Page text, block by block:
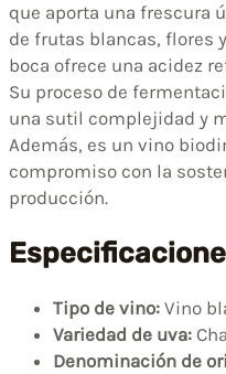
que aporta una frescura
de frutas blancas, flores
boca ofrece una acidez
Su proceso de
una sutil complejidad y
Además, es un vino
compromiso con la
producción.
Tipo de vino: Vino
Variedad de uva:
Denominación de